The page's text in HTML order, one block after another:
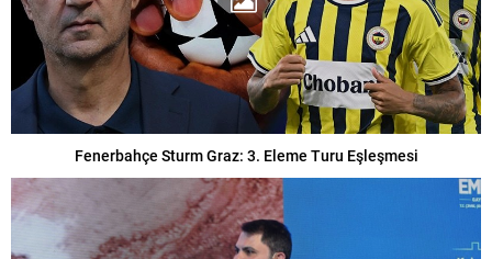
Fenerbahçe Sturm Graz: 3. Eleme Turu Eşleşmesi